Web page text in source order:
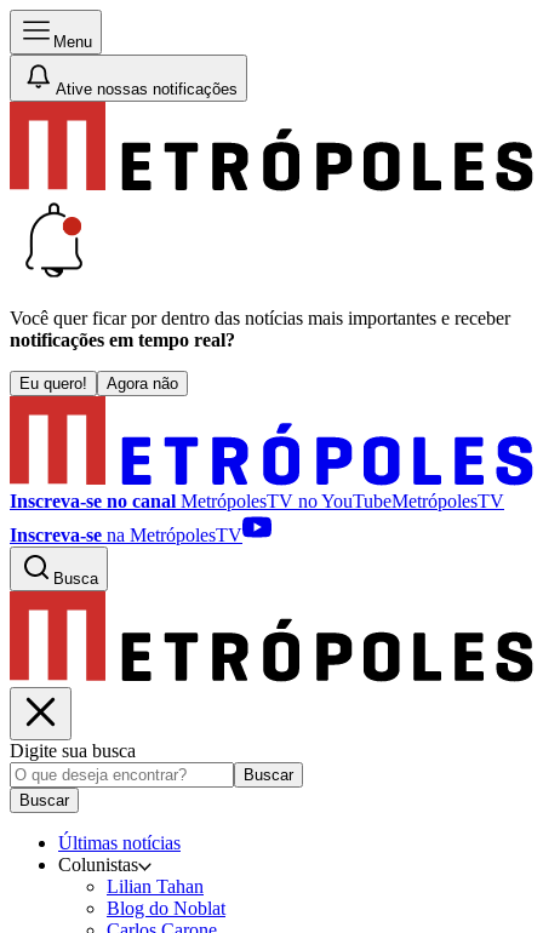
Menu
Ative nossas notificações
Você quer ficar por dentro das notícias mais importantes e receber
notificações em tempo real?
Eu quero! Agora não
Inscreva-se no canal MetrópolesTV noYouTubeMetrópolesTV
Inscreva-se na MetrópolesTV
Busca
Digite sua busca
Buscar
Buscar
Últimas notícias
Colunistas
Lilian Tahan
Blog do Noblat